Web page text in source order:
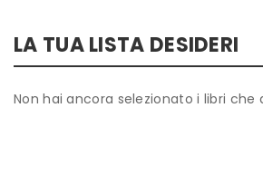
LA TUA LISTA DESIDERI
Non hai ancora selezionato i libri che